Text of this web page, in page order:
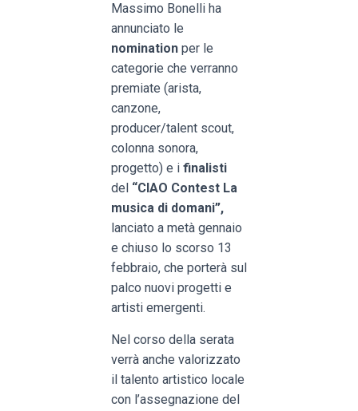
Massimo Bonelli ha
annunciato le
nomination per le
categorie che verranno
premiate (arista,
canzone,
producer/talent scout,
colonna sonora,
progetto) e i finalisti
del “CIAO Contest La
musica di domani”,
lanciato a metà gennaio
e chiuso lo scorso 13
febbraio, che porterà sul
palco nuovi progetti e
artisti emergenti.
Nel corso della serata
verrà anche valorizzato
il talento artistico locale
con l’assegnazione del